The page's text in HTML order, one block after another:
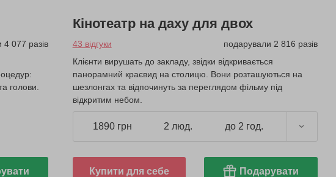
4 077 разів
голови.
Кінотеатр на даху для двох
43 відгуки
подарували 2 816 разів
Клієнти вирушать до закладу, звідки відкривається
панорамний краєвид на столицю. Вони розташуються на
шезлонгах та відпочинуть за переглядом фільму під
відкритим небом.
1890 грн 2 люд. до 2 год.
Купити для себе Подарувати